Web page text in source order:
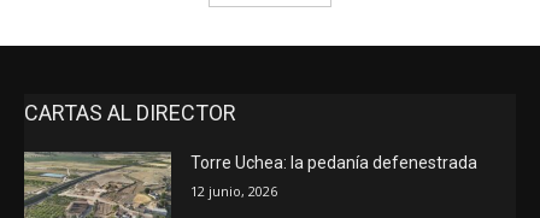
CARTAS AL DIRECTOR
Torre Uchea: la pedanía defenestrada
12 junio, 2026